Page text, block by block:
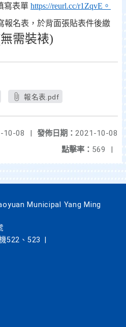
寫表單 https://reurl.cc/r1ZqvE 。
報名表，於背面張貼表件後繳
需裝裱)
報名表.pdf
發佈日期： 2021-10-08
10-08
|
點擊率： 569 |
Municipal Yang Ming
522、523